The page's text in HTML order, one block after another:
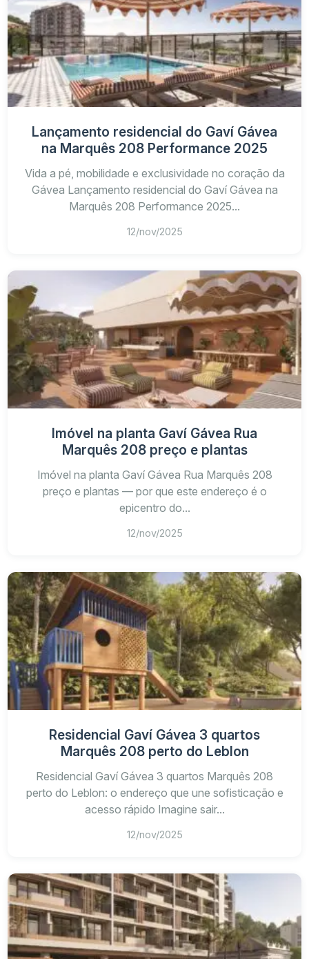
Lançamento residencial do Gaví Gávea
na Marquês 208 Performance 2025
Vida a pé, mobilidade e exclusividade no coração da
Gávea Lançamento residencial do Gaví Gávea na
Marquês 208 Performance 2025...
12/nov/2025
Imóvel na planta Gaví Gávea Rua
Marquês 208 preço e plantas
Imóvel na planta Gaví Gávea Rua Marquês 208
preço e plantas — por que este endereço é o
epicentro do...
12/nov/2025
Residencial Gaví Gávea 3 quartos
Marquês 208 perto do Leblon
Residencial Gaví Gávea 3 quartos Marquês 208
perto do Leblon: o endereço que une sofisticação e
acesso rápido Imagine sair...
12/nov/2025